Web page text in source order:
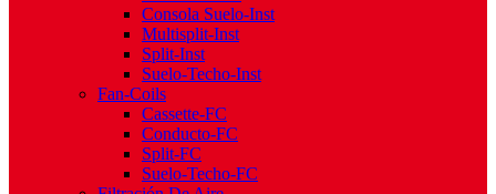
Consola Suelo-Inst
Multisplit-Inst
Split-Inst
Suelo-Techo-Inst
Fan-Coils
Cassette-FC
Conducto-FC
Split-FC
Suelo-Techo-FC